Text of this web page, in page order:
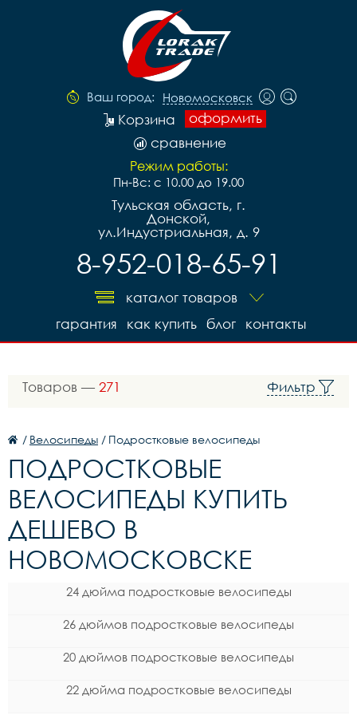
Ваш город: Новомосковск
оформить
Корзина
сравнение
Режим работы:
Пн-Вс: с 10.00 до 19.00
Тульская область, г.
Донской,
ул.Индустриальная, д. 9
8-952-018-65-91
каталог товаров
контакты
блог
как купить
гарантия
Товаров — 271 Фильтр
/ Велосипеды / Подростковые велосипеды
ПОДРОСТКОВЫЕ
ВЕЛОСИПЕДЫ КУПИТЬ
ДЕШЕВО В
НОВОМОСКОВСКЕ
24 дюйма подростковые велосипеды
26 дюймов подростковые велосипеды
20 дюймов подростковые велосипеды
22 дюйма подростковые велосипеды